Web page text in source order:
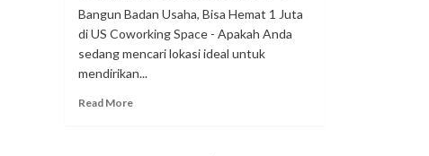
Bangun Badan Usaha, Bisa Hemat 1 Juta
di US Coworking Space - Apakah Anda
sedang mencari lokasi ideal untuk
mendirikan...
Read More